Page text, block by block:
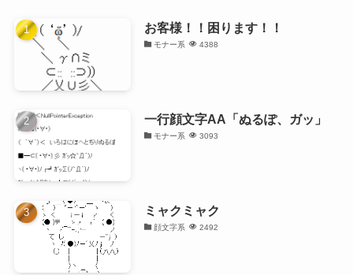
お客様！！困ります！！
モナー系 4388
一行顔文字AA「ぬるぽ、ガッ」
モナー系 3093
ミャクミャク
顔文字系 2492